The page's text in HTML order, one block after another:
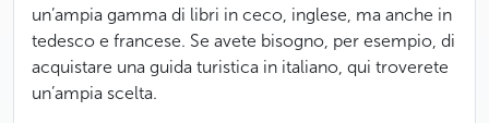
un’ampia gamma di libri in ceco, inglese, ma anche in
tedesco e francese. Se avete bisogno, per esempio, di
acquistare una guida turistica in italiano, qui troverete
un’ampia scelta.